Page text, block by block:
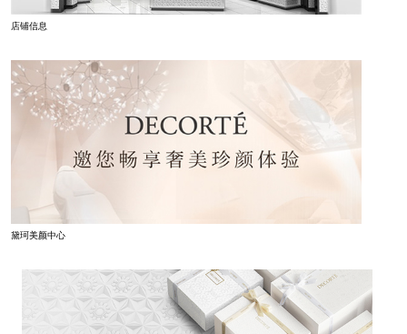
店铺信息
黛珂美颜中心